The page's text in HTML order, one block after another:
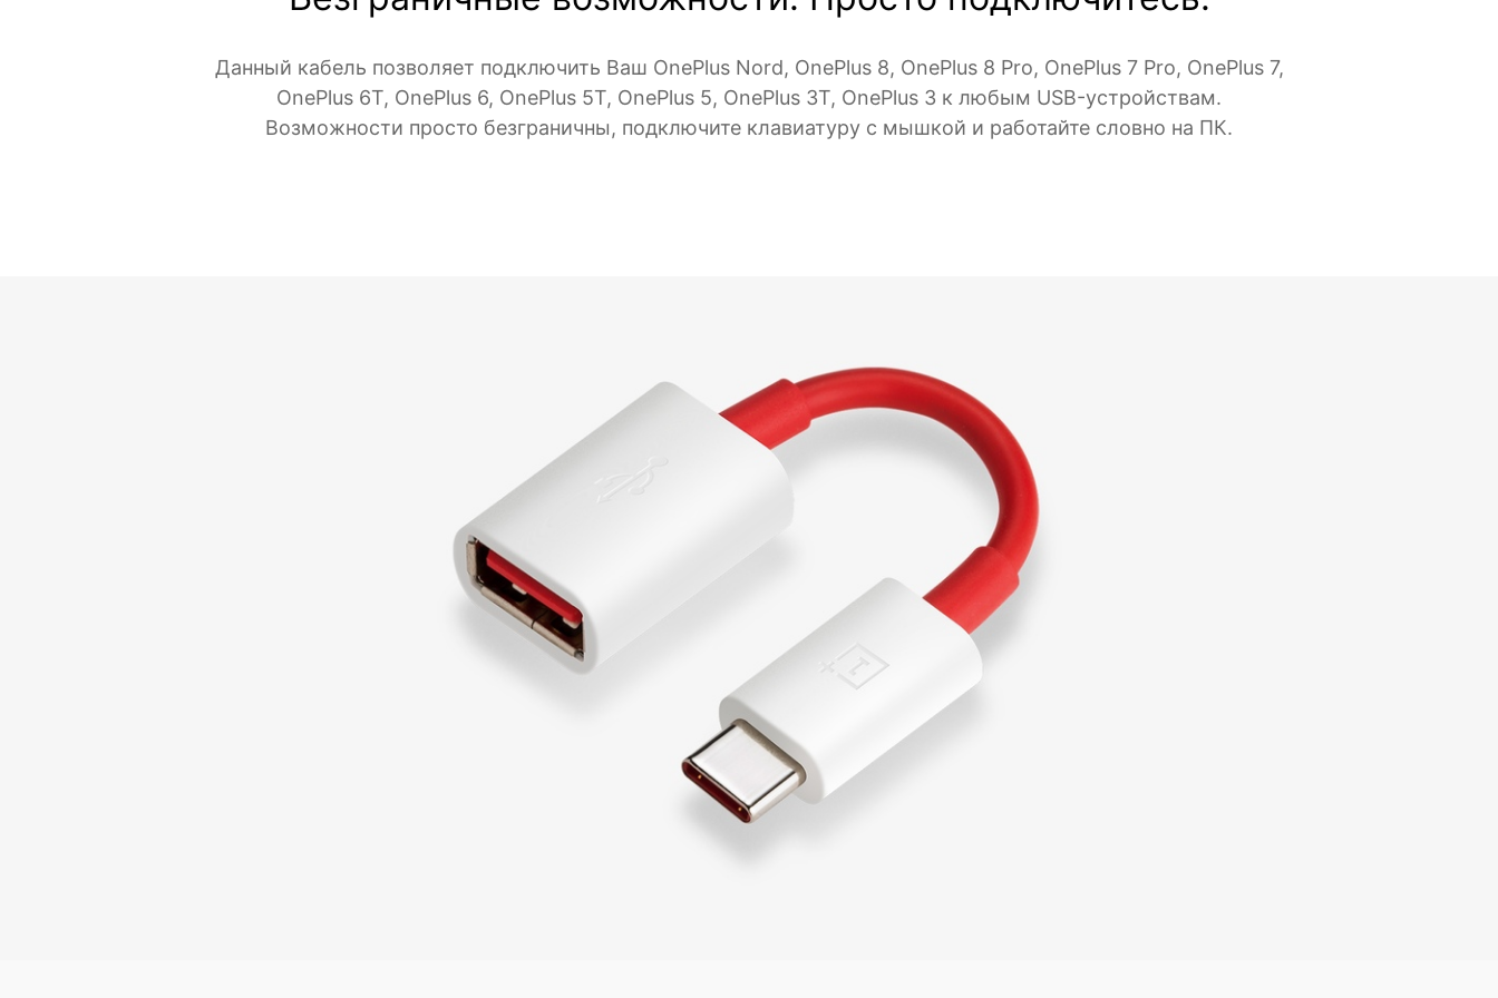
Данный кабель позволяет подключить Ваш OnePlus Nord, OnePlus 8, OnePlus 8 Pro, OnePlus 7 Pro, OnePlus 7,
OnePlus 6T, OnePlus 6, OnePlus 5T, OnePlus 5, OnePlus 3T, OnePlus 3 к любым USB-устройствам.
Возможности просто безграничны, подключите клавиатуру с мышкой и работайте словно на ПК.